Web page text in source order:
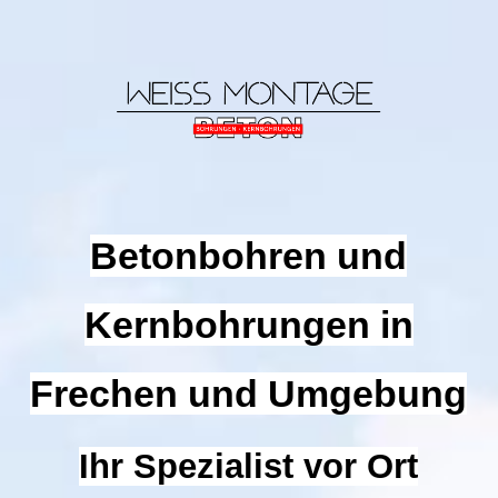
Betonbohren und
Kernbohrungen in
Frechen und Umgebung
Ihr Spezialist vor Ort
Betonbohren & Kernbohrungen in Frechen und Umgebung
Insektenschutz
Terrassenüberdachung